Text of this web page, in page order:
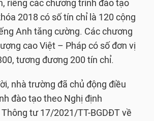
riêng các chương trình đào tạo
2018 có số tín chỉ là 120 cộng
Anh tăng cường. Các chương
cao Việt – Pháp có số đơn vị
tương đương 200 tín chỉ.
nhà trường đã chủ động điều
đào tạo theo Nghị định
tư 17/2021/TT-BGDĐT về